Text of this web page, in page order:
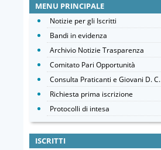
MENU PRINCIPALE
Notizie per gli Iscritti
Bandi in evidenza
Archivio Notizie Trasparenza
Comitato Pari Opportunità
Consulta Praticanti e Giovani D. C.
Richiesta prima iscrizione
Protocolli di intesa
ISCRITTI